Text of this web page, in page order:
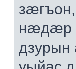
нæдæр